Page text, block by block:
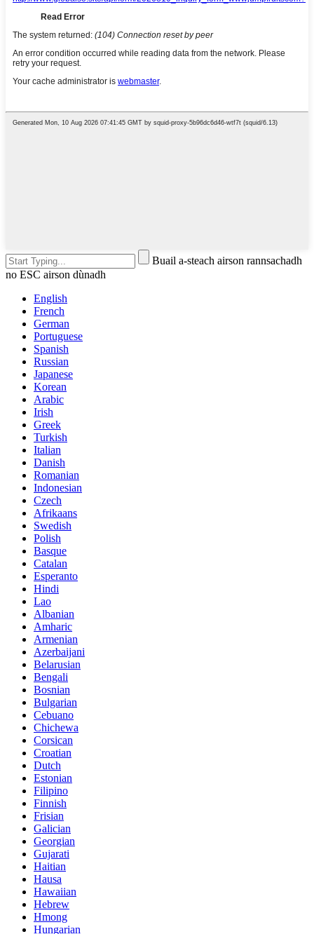
Buail a-steach airson rannsachadh
no ESC airson dùnadh
English
French
German
Portuguese
Spanish
Russian
Japanese
Korean
Arabic
Irish
Greek
Turkish
Italian
Danish
Romanian
Indonesian
Czech
Afrikaans
Swedish
Polish
Basque
Catalan
Esperanto
Hindi
Lao
Albanian
Amharic
Armenian
Azerbaijani
Belarusian
Bengali
Bosnian
Bulgarian
Cebuano
Chichewa
Corsican
Croatian
Dutch
Estonian
Filipino
Finnish
Frisian
Galician
Georgian
Gujarati
Haitian
Hausa
Hawaiian
Hebrew
Hmong
Hungarian